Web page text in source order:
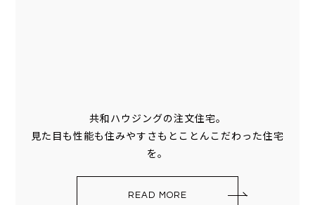
共和ハウジングの注文住宅。
見た目も性能も住みやすさもとことんこだわった住宅
を。
READ MORE